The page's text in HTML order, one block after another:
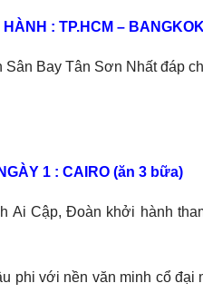
HÀNH : TP.HCM –
Bay Tân Sơn Nhất đáp
NGÀY 1 : CAIRO (ăn 3 bữa)
Ai Cập, Đoàn khởi hành
phi với nền văn minh cổ đại